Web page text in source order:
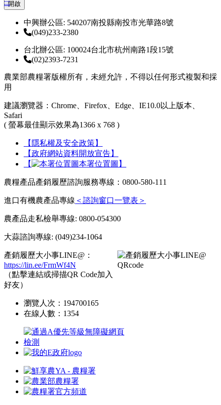
:::開啟
中興辦公區: 540207南投縣南投市光華路8號
(049)233-2380
台北辦公區: 100024台北市杭州南路1段15號
(02)2393-7231
農業部農糧署版權所有，未經允許，不得以任何形式複製和採
用
建議瀏覽器：Chrome、Firefox、Edge、IE10.0以上版本、
Safari
( 螢幕最佳顯示效果為1366 x 768 )
【隱私權及安全政策】
【政府網站資料開放宣告】
【
本署位置圖】
農糧產品產銷履歷諮詢服務專線：0800-580-111
進口有機農產品專線 ＜諮詢窗口一覽表＞
農產品走私檢舉專線: 0800-054300
大蒜諮詢專線: (049)234-1064
產銷履歷大小事LINE@：
https://lin.ee/FrmWf4N
（點擊連結或掃描QR Code加入
好友）
瀏覽人次： 194700165
在線人數： 1354